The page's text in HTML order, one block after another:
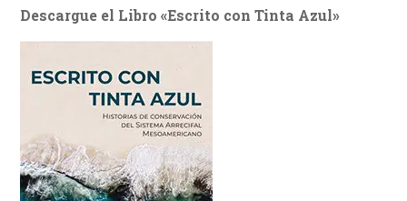
Descargue el Libro «Escrito con Tinta Azul»